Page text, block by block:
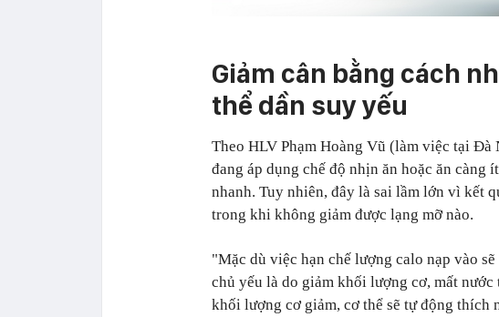
Giảm cân bằng cách
thể dần suy yếu
Theo HLV Phạm Hoàng Vũ (làm việc tại Đà
đang áp dụng chế độ nhịn ăn hoặc ăn càng
nhanh. Tuy nhiên, đây là sai lầm lớn vì kết
trong khi không giảm được lạng mỡ nào.
"Mặc dù việc hạn chế lượng calo nạp vào
chủ yếu là do giảm khối lượng cơ, mất
khối lượng cơ giảm, cơ thể sẽ tự động thích